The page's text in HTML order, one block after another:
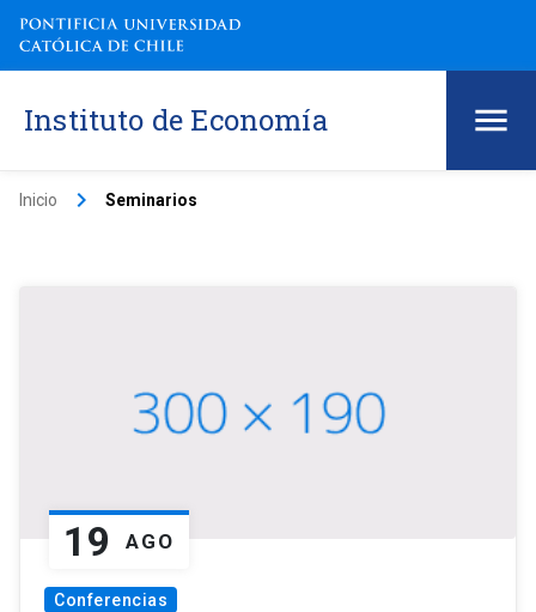
Instituto de Economía
Inicio keyboard_arrow_right Seminarios
19 AGO
Conferencias